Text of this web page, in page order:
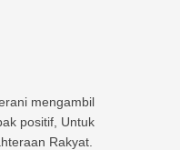
mengambil
positif, Untuk
Rakyat.